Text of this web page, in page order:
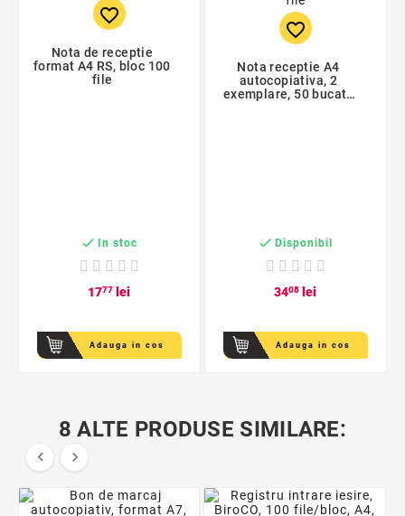
favorite_border
Nota de receptie
format A4 RS, bloc 100
file
 In stoc
1777 lei
Adauga in cos
favorite_border
Nota receptie A4
autocopiativa, 2
exemplare, 50 bucati,
 Disponibil
3408 lei
Adauga in cos
8 ALTE PRODUSE SIMILARE:
 